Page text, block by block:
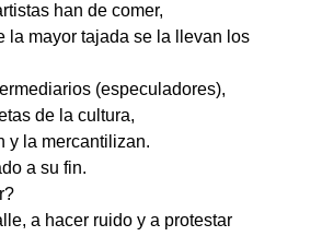
han de comer,
la mayor tajada se la llevan los
(especuladores),
de la cultura,
y la mercantilizan.
a su fin.
a hacer ruido y a protestar